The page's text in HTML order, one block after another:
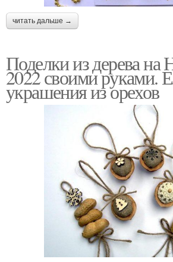
читать дальше →
Поделки из дерева на
2022 своими руками.
украшения из орехов